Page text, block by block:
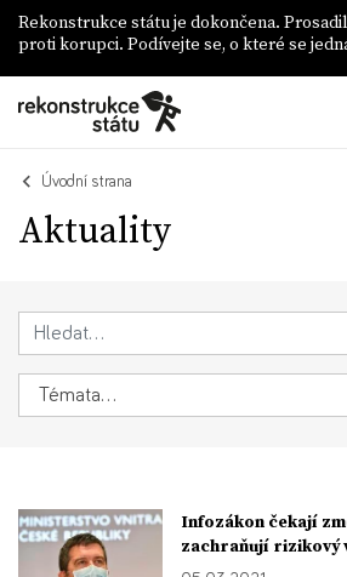
Rekonstrukce státu je dokončena.
proti korupci. Podívejte se, o které se
Úvodní strana
Aktuality
Infozákon čekají
zachraňují rizikový